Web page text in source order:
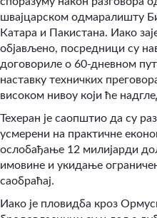
швајцарском одмаралишту
Катара и Пакистана. Иако
објављено, посредници су
договориле о 60-дневном
наставку техничких
високом нивоу који ће
Техеран је саопштио да су
усмерени на практичне
ослобађање 12 милијарди
имовине и укидање
саобраћај.
Иако је пловидба кроз